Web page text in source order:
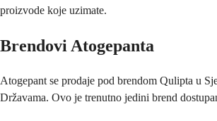
proizvode koje uzimate.
Brendovi Atogepanta
Atogepant se prodaje pod brendom Qulipta u
Državama. Ovo je trenutno jedini brend